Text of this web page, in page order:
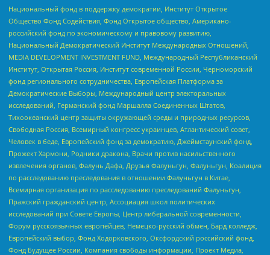
Национальный фонд в поддержку демократии, Институт Открытое
Общество Фонд Содействия, Фонд Открытое общество, Американо-
российский фонд по экономическому и правовому развитию,
Национальный Демократический Институт Международных Отношений,
MEDIA DEVELOPMENT INVESTMENT FUND, Международный Республиканский
Институт, Открытая Россия, Институт современной России, Черноморский
фонд регионального сотрудничества, Европейская Платформа за
Демократические Выборы, Международный центр электоральных
исследований, Германский фонд Маршалла Соединенных Штатов,
Тихоокеанский центр защиты окружающей среды и природных ресурсов,
Свободная Россия, Всемирный конгресс украинцев, Атлантический совет,
Человек в беде, Европейский фонд за демократию, Джеймстаунский фонд,
Прожект Хармони, Родники дракона, Врачи против насильственного
извлечения органов, Фалунь Дафа, Друзья Фалуньгун, Фалуньгун, Коалиция
по расследованию преследования в отношении Фалуньгун в Китае,
Всемирная организация по расследованию преследований Фалуньгун,
Пражский гражданский центр, Ассоциация школ политических
исследований при Совете Европы, Центр либеральной современности,
Форум русскоязычных европейцев, Немецко-русский обмен, Бард колледж,
Европейский выбор, Фонд Ходорковского, Оксфордский российский фонд,
Фонд Будущее России, Компания свободы информации, Проект Медиа,